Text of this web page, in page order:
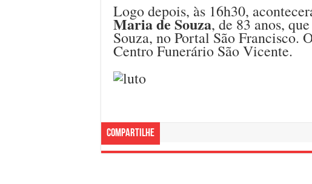
Logo depois, às 16h30,
Maria de Souza, de 83 anos,
Souza, no Portal São Francisco.
Centro Funerário São Vicente.
Compartilhe